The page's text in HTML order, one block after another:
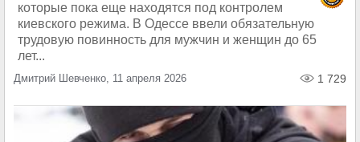
которые пока еще находятся под контролем
киевского режима. В Одессе ввели обязательную
трудовую повинность для мужчин и женщин до 65
лет...
Дмитрий Шевченко, 11 апреля 2026 1 729